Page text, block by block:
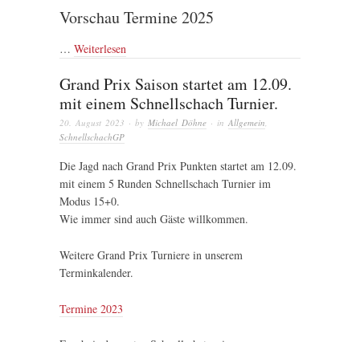
Vorschau Termine 2025
… Weiterlesen
Grand Prix Saison startet am 12.09.
mit einem Schnellschach Turnier.
20. August 2023 · by Michael Döhne · in Allgemein
SchnellschachGP
Die Jagd nach Grand Prix Punkten startet am 12.09.
mit einem 5 Runden Schnellschach Turnier im
Modus 15+0.
Wie immer sind auch Gäste willkommen.
Weitere Grand Prix Turniere in unserem
Terminkalender.
Termine 2023